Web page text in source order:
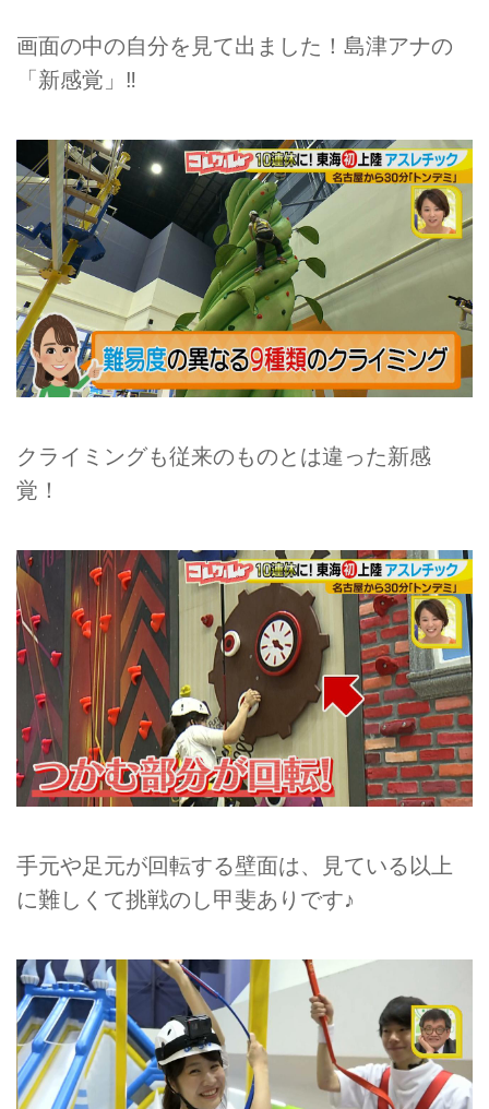
画面の中の自分を見て出ました！島津アナの
「新感覚」‼
クライミングも従来のものとは違った新感
覚！
手元や足元が回転する壁面は、見ている以上
に難しくて挑戦のし甲斐ありです♪